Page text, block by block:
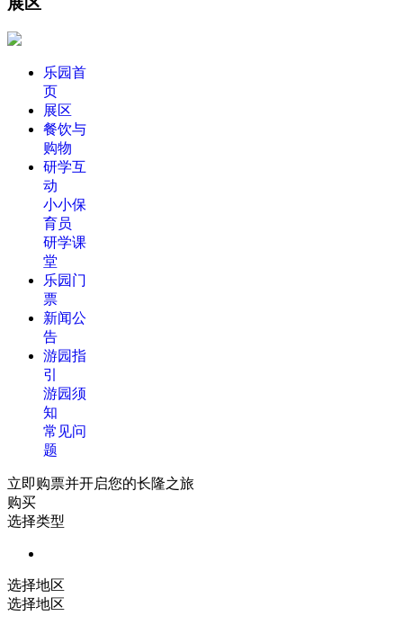
乐园首
页
展区
餐饮与
购物
研学互
动
小小保
育员
研学课
堂
乐园门
票
新闻公
告
游园指
引
游园须
知
常见问
题
立即购票并开启您的长隆之旅
购买
选择类型
选择地区
选择地区